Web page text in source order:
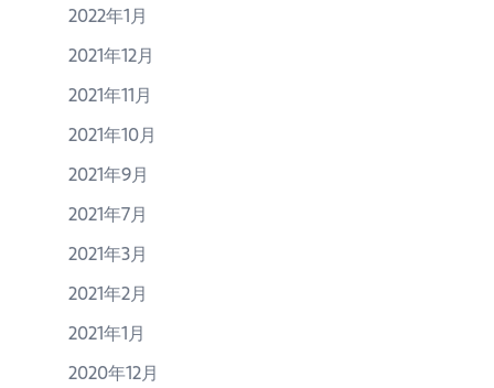
2022年1月
2021年12月
2021年11月
2021年10月
2021年9月
2021年7月
2021年3月
2021年2月
2021年1月
2020年12月